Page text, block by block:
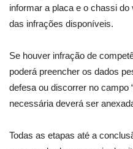
informar a placa e o chassi
das infrações disponíveis.
Se houver infração de
poderá preencher os dados
defesa ou discorrer no campo
necessária deverá ser
Todas as etapas até a